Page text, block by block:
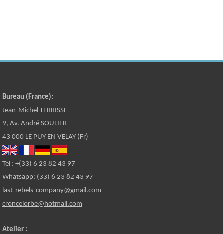
Bureau (France):
Jean-Michel TERRISSE
9, Av. André SOULIER
43 000 LE PUY EN VELAY (Fr)
Tel : +(33) 6 23 82 43 97
Whatsapp: (33) 6 23 82 43 97
last-rebels-company@gmail.com
croncelorbe@hotmail.com
Atelier :